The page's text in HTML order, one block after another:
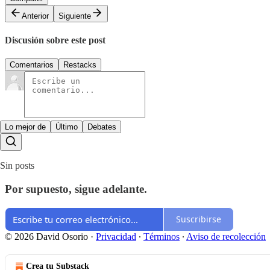
Anterior
Siguiente
Discusión sobre este post
Comentarios Restacks
Lo mejor de Último Debates
Sin posts
Por supuesto, sigue adelante.
Suscribirse
© 2026 David Osorio · Privacidad ∙ Términos ∙ Aviso de recolección
Crea tu Substack